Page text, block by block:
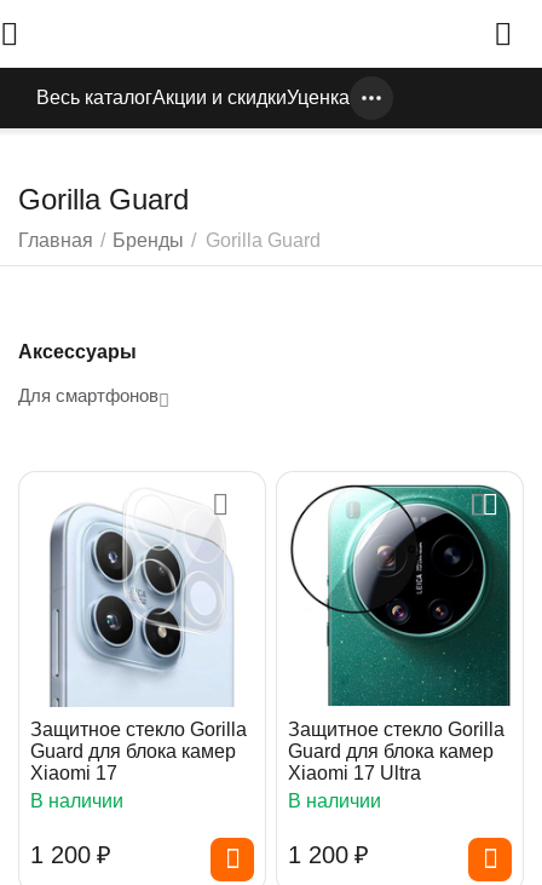
Весь каталогАкции и скидкиУценка
Gorilla Guard
Главная / Бренды / Gorilla Guard
Аксессуары
Для смартфонов
Защитное стекло Gorilla
Guard для блока камер
Xiaomi 17
В наличии
1 200 ₽
Защитное стекло Gorilla
Guard для блока камер
Xiaomi 17 Ultra
В наличии
1 200 ₽